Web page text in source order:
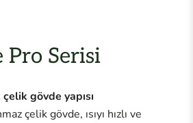
Pro Serisi
gövde yapısı
çelik gövde, ısıyı hızlı ve